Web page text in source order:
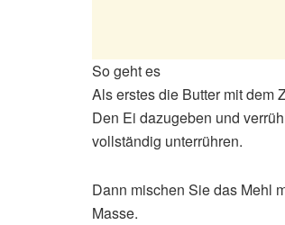
So geht es
Als erstes die Butter mit dem
Den Ei dazugeben und
vollständig unterrühren.
Dann mischen Sie das Mehl
Masse.